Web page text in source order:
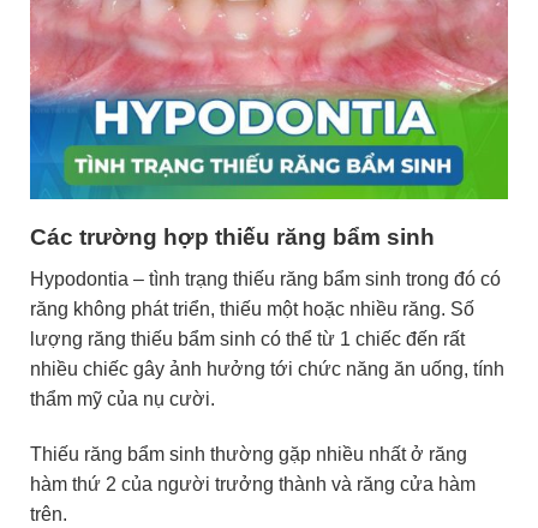
Các trường hợp thiếu răng bẩm sinh
Hypodontia – tình trạng thiếu răng bẩm sinh trong đó có
răng không phát triển, thiếu một hoặc nhiều răng. Số
lượng răng thiếu bẩm sinh có thể từ 1 chiếc đến rất
nhiều chiếc gây ảnh hưởng tới chức năng ăn uống, tính
thẩm mỹ của nụ cười.
Thiếu răng bẩm sinh thường gặp nhiều nhất ở răng
hàm thứ 2 của người trưởng thành và răng cửa hàm
trên.